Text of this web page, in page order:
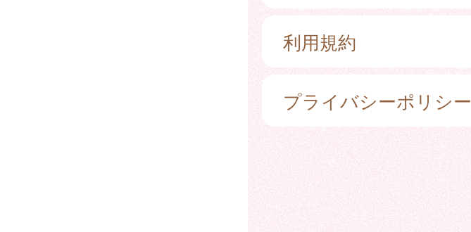
利用規約
プライバシーポリシー